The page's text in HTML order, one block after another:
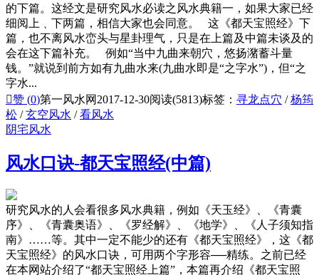
的下篇。这经文是研究风水必读之风水典籍一，如果大家已经
细阅上﹑下两篇，相信大家也会同意。 这《都天宝照经》下
篇，也不离风水峦头与星卦理气，只是在上篇及中篇未谈及的
会在这下篇补充。 例如“当中九曲来朝穴，悠扬潴蓄斗量
钱。”就说到前方如有九曲水来(九曲水即是“之字水”)，但“之
字水...
赞 (0)第一风水网 2017-12-30阅读(5813)标签： 寻龙点穴 /杨筠
松 /玄空风水 /看风水
阴宅风水
风水口诀-都天宝照经(中篇)
研究风水的人会看很多风水典籍，例如《天玉经》、《青囊
序》、《青囊奥语》、《罗经解》、《地学》、《人子须知指
南》……等。其中一定不能少的还有《都天宝照经》，这《都
天宝照经》的风水口诀，可用两个字形容──精练。之前已经
在本网站介绍了“都天宝照经上篇”，本篇再介绍《都天宝照